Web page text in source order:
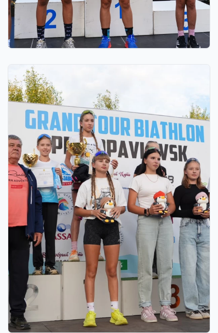
ФИНАЛ: В АСТАНЕ ПРОЙДЕТ
ЗАКЛЮЧИТЕЛЬНЫЙ ЭТАП GRAND TOUR
BIATHLON